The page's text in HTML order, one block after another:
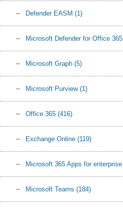
Defender EASM (1)
Microsoft Defender for Office 365
Microsoft Graph (5)
Microsoft Purview (1)
Office 365 (416)
Exchange Online (119)
Microsoft 365 Apps for enterprise
Microsoft Teams (184)